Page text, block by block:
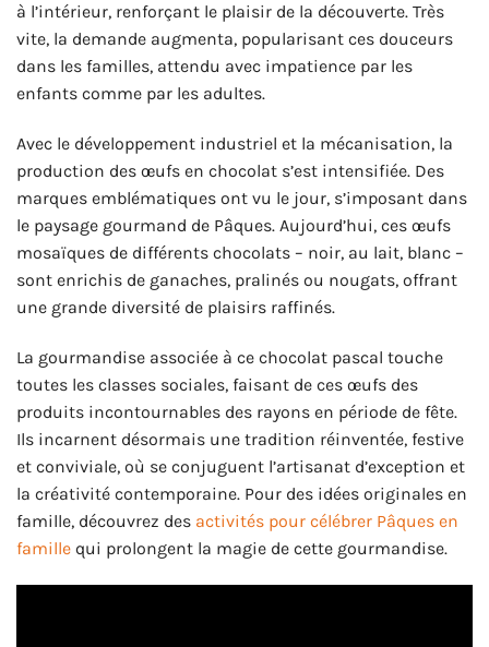
à l’intérieur, renforçant le plaisir de la découverte. Très
vite, la demande augmenta, popularisant ces douceurs
dans les familles, attendu avec impatience par les
enfants comme par les adultes.
Avec le développement industriel et la mécanisation, la
production des œufs en chocolat s’est intensifiée. Des
marques emblématiques ont vu le jour, s’imposant dans
le paysage gourmand de Pâques. Aujourd’hui, ces œufs
mosaïques de différents chocolats – noir, au lait, blanc –
sont enrichis de ganaches, pralinés ou nougats, offrant
une grande diversité de plaisirs raffinés.
La gourmandise associée à ce chocolat pascal touche
toutes les classes sociales, faisant de ces œufs des
produits incontournables des rayons en période de fête.
Ils incarnent désormais une tradition réinventée, festive
et conviviale, où se conjuguent l’artisanat d’exception et
la créativité contemporaine. Pour des idées originales en
famille, découvrez des activités pour célébrer Pâques en
famille qui prolongent la magie de cette gourmandise.